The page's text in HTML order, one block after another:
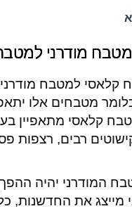
מודרני
קלאסי למטבח מודרני
מטבחים אלו
קלאסי מתאפיין
רבים, רצפות
המודרני יהיה
מייצג את החדשנות,